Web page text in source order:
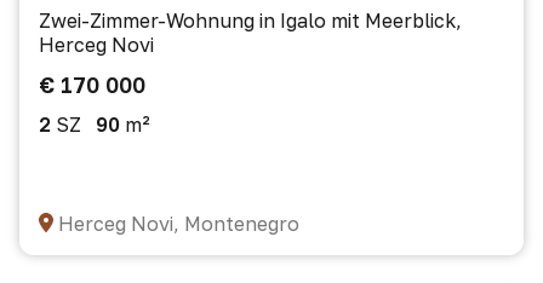
Zwei-Zimmer-Wohnung in Igalo mit Meerblick,
Herceg Novi
€ 170 000
2 SZ 90 m²
Herceg Novi, Montenegro